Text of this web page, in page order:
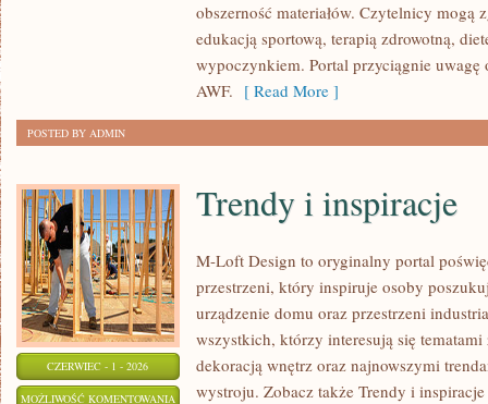
obszerność materiałów. Czytelnicy mogą
edukacją sportową, terapią zdrowotną,
wypoczynkiem. Portal przyciągnie uwagę
AWF. [ Read More ]
POSTED BY ADMIN
CZERWIEC - 1 - 2026
MOŻLIWOŚĆ KOMENTOWANIA TRENDY
Trendy i inspiracje
M-Loft Design to oryginalny portal
przestrzeni, który inspiruje osoby
urządzenie domu oraz przestrzeni
wszystkich, którzy interesują się
dekoracją wnętrz oraz najnowszymi
wystroju. Zobacz także Trendy i